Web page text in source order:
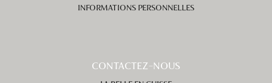
INFORMATIONS PERSONNELLES
CONTACTEZ-NOUS